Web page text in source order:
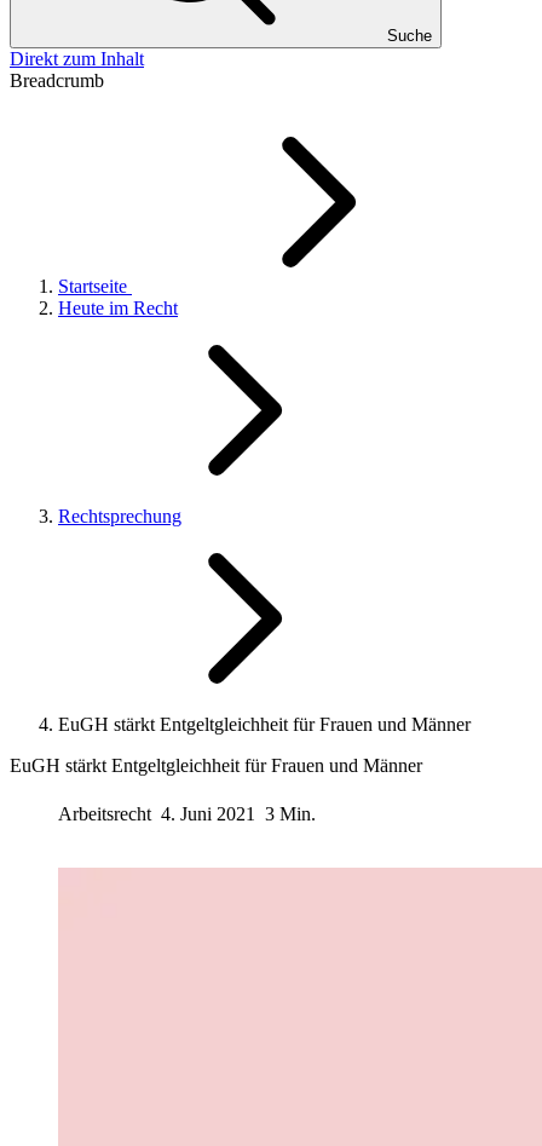
Suche
Direkt zum Inhalt
Breadcrumb
Startseite
Heute im Recht
Rechtsprechung
EuGH stärkt Entgeltgleichheit für Frauen und Männer
EuGH stärkt Entgeltgleichheit für Frauen und Männer
Arbeitsrecht 4. Juni 2021 3 Min.